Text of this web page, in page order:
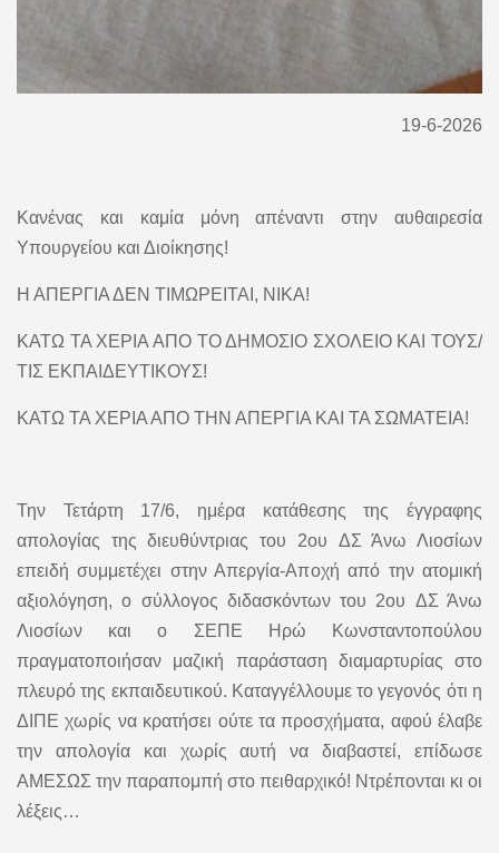
19-6-2026
Κανένας και καμία μόνη απέναντι στην αυθαιρεσία
Υπουργείου και Διοίκησης!
Η ΑΠΕΡΓΙΑ ΔΕΝ ΤΙΜΩΡΕΙΤΑΙ, ΝΙΚΑ!
ΚΑΤΩ ΤΑ ΧΕΡΙΑ ΑΠΟ ΤΟ ΔΗΜΟΣΙΟ ΣΧΟΛΕΙΟ ΚΑΙ ΤΟΥΣ/
ΤΙΣ ΕΚΠΑΙΔΕΥΤΙΚΟΥΣ!
ΚΑΤΩ ΤΑ ΧΕΡΙΑ ΑΠΟ ΤΗΝ ΑΠΕΡΓΙΑ ΚΑΙ ΤΑ ΣΩΜΑΤΕΙΑ!
Την Τετάρτη 17/6, ημέρα κατάθεσης της έγγραφης
απολογίας της διευθύντριας του 2ου ΔΣ Άνω Λιοσίων
επειδή συμμετέχει στην Απεργία-Αποχή από την ατομική
αξιολόγηση, ο σύλλογος διδασκόντων του 2ου ΔΣ Άνω
Λιοσίων και ο ΣΕΠΕ Ηρώ Κωνσταντοπούλου
πραγματοποιήσαν μαζική παράσταση διαμαρτυρίας στο
πλευρό της εκπαιδευτικού. Καταγγέλλουμε το γεγονός ότι η
ΔΙΠΕ χωρίς να κρατήσει ούτε τα προσχήματα, αφού έλαβε
την απολογία και χωρίς αυτή να διαβαστεί, επίδωσε
ΑΜΕΣΩΣ την παραπομπή στο πειθαρχικό! Ντρέπονται κι οι
λέξεις…